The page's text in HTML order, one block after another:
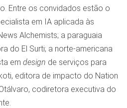
Entre os convidados estão o
em IA aplicada às
Alchemists; a paraguaia
do El Surti; a norte-americana
em design de serviços para
editora de impacto do Nation
codiretora executiva do